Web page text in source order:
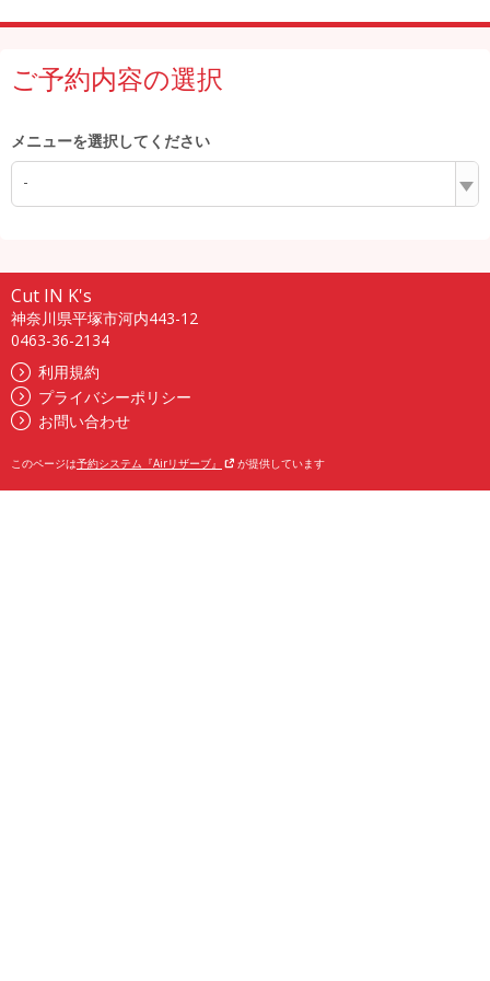
ご予約内容の選択
メニューを選択してください
-
Cut IN K's
神奈川県平塚市河内443-12
0463-36-2134
利用規約
プライバシーポリシー
お問い合わせ
このページは予約システム『Airリザーブ』 が提供しています